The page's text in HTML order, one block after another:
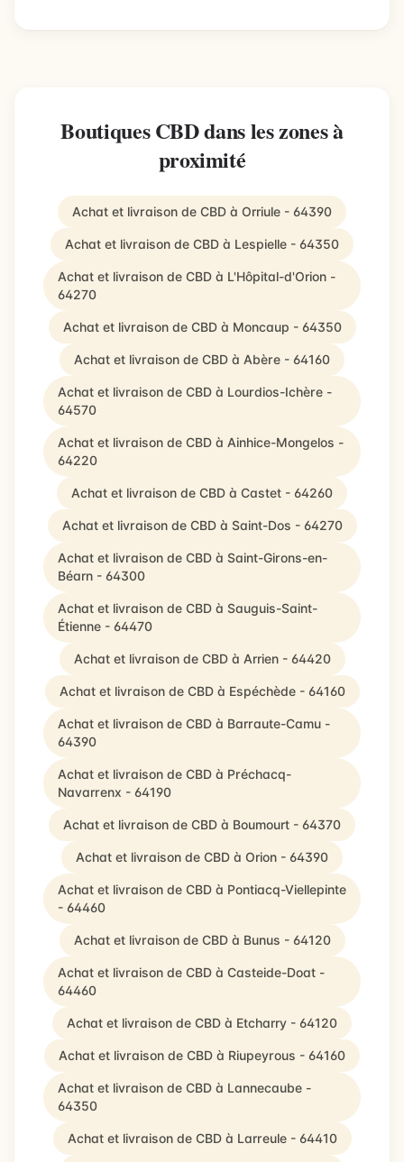
Boutiques CBD dans les zones à
proximité
Achat et livraison de CBD à Orriule - 64390
Achat et livraison de CBD à Lespielle - 64350
Achat et livraison de CBD à L'Hôpital-d'Orion -
64270
Achat et livraison de CBD à Moncaup - 64350
Achat et livraison de CBD à Abère - 64160
Achat et livraison de CBD à Lourdios-Ichère -
64570
Achat et livraison de CBD à Ainhice-Mongelos -
64220
Achat et livraison de CBD à Castet - 64260
Achat et livraison de CBD à Saint-Dos - 64270
Achat et livraison de CBD à Saint-Girons-en-
Béarn - 64300
Achat et livraison de CBD à Sauguis-Saint-
Étienne - 64470
Achat et livraison de CBD à Arrien - 64420
Achat et livraison de CBD à Espéchède - 64160
Achat et livraison de CBD à Barraute-Camu -
64390
Achat et livraison de CBD à Préchacq-
Navarrenx - 64190
Achat et livraison de CBD à Boumourt - 64370
Achat et livraison de CBD à Orion - 64390
Achat et livraison de CBD à Pontiacq-Viellepinte
- 64460
Achat et livraison de CBD à Bunus - 64120
Achat et livraison de CBD à Casteide-Doat -
64460
Achat et livraison de CBD à Etcharry - 64120
Achat et livraison de CBD à Riupeyrous - 64160
Achat et livraison de CBD à Lannecaube -
64350
Achat et livraison de CBD à Larreule - 64410